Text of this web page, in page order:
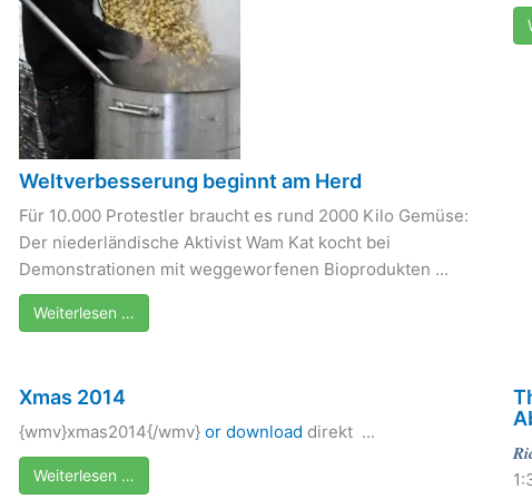
Weltverbesserung beginnt am Herd
Für 10.000 Protestler braucht es rund 2000 Kilo Gemüse:
Der niederländische Aktivist Wam Kat kocht bei
Demonstrationen mit weggeworfenen Bioprodukten ...
Weiterlesen …
Xmas 2014
{wmv}xmas2014{/wmv} or download direkt ...
Weiterlesen …